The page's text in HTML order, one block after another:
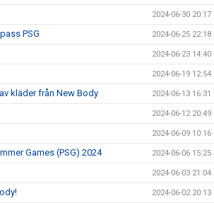
2024-06-30 20:17
PSG 2024-06-25 22:18
2024-06-23 14:40
2024-06-19 12:54
kläder från New Body 2024-06-13 16:31
2024-06-12 20:49
2024-06-09 10:16
Games (PSG) 2024 2024-06-06 15:25
2024-06-03 21:04
2024-06-02 20:13